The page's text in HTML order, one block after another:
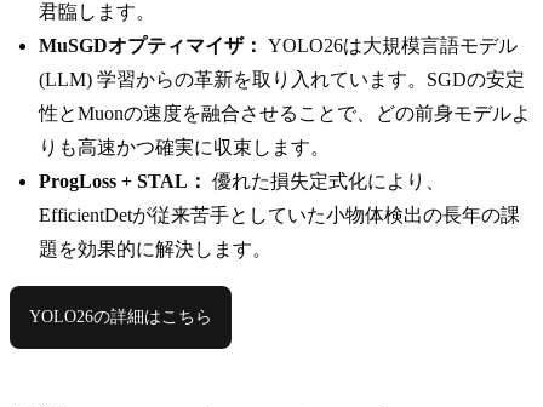
君臨します。
MuSGDオプティマイザ： YOLO26は大規模言語モデル
(LLM) 学習からの革新を取り入れています。SGDの安定
性とMuonの速度を融合させることで、どの前身モデルよ
りも高速かつ確実に収束します。
ProgLoss + STAL： 優れた損失定式化により、
EfficientDetが従来苦手としていた小物体検出の長年の課
題を効果的に解決します。
YOLO26の詳細はこちら